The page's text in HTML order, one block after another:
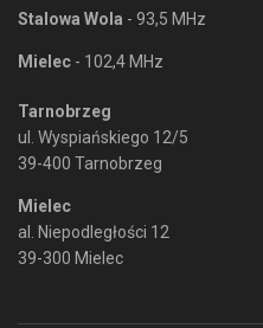
Stalowa Wola - 93,5 MHz
Mielec - 102,4 MHz
Tarnobrzeg
ul. Wyspiańskiego 12/5
39-400 Tarnobrzeg
Mielec
al. Niepodległości 12
39-300 Mielec